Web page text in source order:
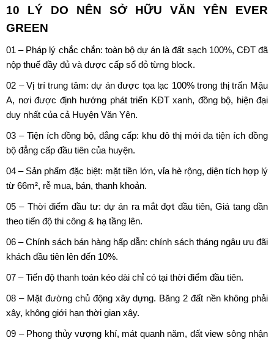
10 LÝ DO NÊN SỞ HỮU VĂN YÊN EVER
GREEN
01 – Pháp lý chắc chắn: toàn bộ dự án là đất sạch 100%, CĐT đã
nộp thuế đầy đủ và được cấp sổ đỏ từng block.
02 – Vị trí trung tâm: dự án được tọa lạc 100% trong thị trấn Mậu
A, nơi được định hướng phát triển KĐT xanh, đồng bộ, hiện đại
duy nhất của cả Huyện Văn Yên.
03 – Tiện ích đồng bộ, đẳng cấp: khu đô thị mới đa tiện ích đồng
bộ đẳng cấp đầu tiên của huyện.
04 – Sản phẩm đặc biệt: mặt tiền lớn, vỉa hè rộng, diện tích hợp lý
từ 66m², rễ mua, bán, thanh khoản.
05 – Thời điểm đầu tư: dự án ra mắt đợt đầu tiên, Giá tang dần
theo tiến độ thi công & hạ tầng lên.
06 – Chính sách bán hàng hấp dẫn: chính sách tháng ngâu ưu đãi
khách đầu tiên lên đến 10%.
07 – Tiến độ thanh toán kéo dài chỉ có tại thời điểm đầu tiên.
08 – Mặt đường chủ động xây dựng. Băng 2 đất nền không phải
xây, không giới hạn thời gian xây.
09 – Phong thủy vượng khí, mát quanh năm, đất view sông nhận